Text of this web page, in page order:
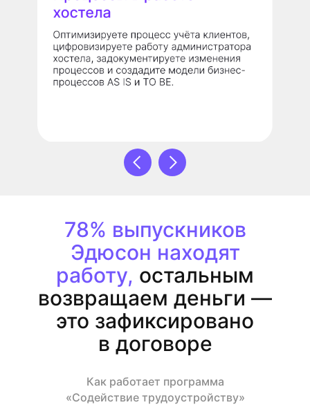
78% выпускников
Эдюсон находят
работу, остальным
возвращаем деньги —
это зафиксировано
в договоре
Как работает программа
«Содействие трудоустройству»